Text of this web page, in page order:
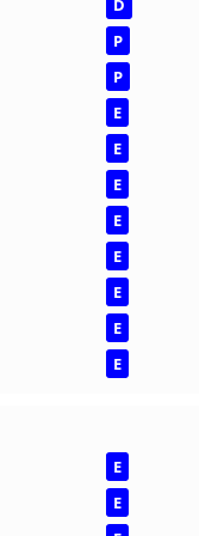
D
P
P
E
E
E
E
E
E
E
E
E
E